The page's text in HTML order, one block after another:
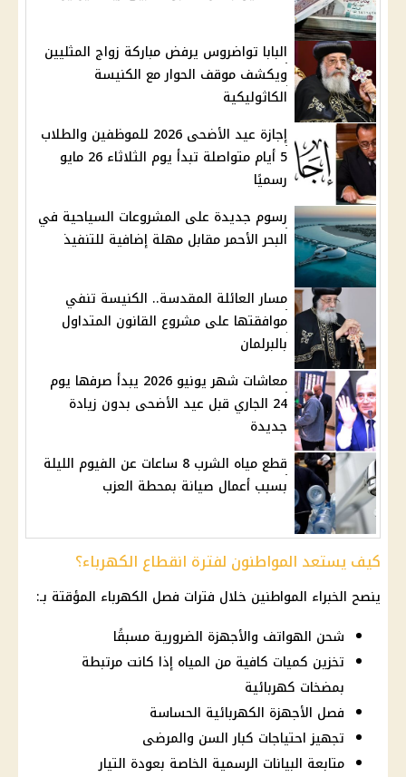
البابا تواضروس يرفض مباركة زواج المثليين
ويكشف موقف الحوار مع الكنيسة
الكاثوليكية
إجازة عيد الأضحى 2026 للموظفين والطلاب
5 أيام متواصلة تبدأ يوم الثلاثاء 26 مايو
رسميًا
رسوم جديدة على المشروعات السياحية في
البحر الأحمر مقابل مهلة إضافية للتنفيذ
مسار العائلة المقدسة.. الكنيسة تنفي
موافقتها على مشروع القانون المتداول
بالبرلمان
معاشات شهر يونيو 2026 يبدأ صرفها يوم
24 الجاري قبل عيد الأضحى بدون زيادة
جديدة
قطع مياه الشرب 8 ساعات عن الفيوم الليلة
بسبب أعمال صيانة بمحطة العزب
كيف يستعد المواطنون لفترة انقطاع الكهرباء؟
ينصح الخبراء المواطنين خلال فترات فصل الكهرباء المؤقتة بـ:
شحن الهواتف والأجهزة الضرورية مسبقًا
تخزين كميات كافية من المياه إذا كانت مرتبطة
بمضخات كهربائية
فصل الأجهزة الكهربائية الحساسة
تجهيز احتياجات كبار السن والمرضى
متابعة البيانات الرسمية الخاصة بعودة التيار